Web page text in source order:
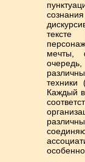
тексте
мечты,
техники
Каждый